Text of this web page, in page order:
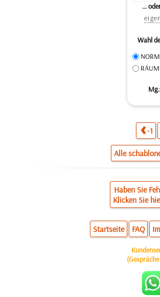
...
Wahl
NORM
Mg.:
-1
Alle
Haben Sie
Klicken Sie
Startseite FAQ